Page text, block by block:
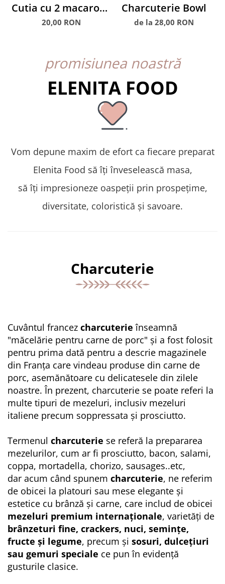
Cutia cu 2 macarons
iubăreți
20,00 RON
Charcuterie Bowl
de la 28,00 RON
promisiunea noastră
ELENITA FOOD
Vom depune maxim de efort ca fiecare preparat
Elenita Food să îți înveselească masa,
să îți impresioneze oaspeții prin prospețime,
diversitate, coloristică și savoare.
Charcuterie
Cuvântul francez charcuterie înseamnă
"măcelărie pentru carne de porc" și a fost folosit
pentru prima dată pentru a descrie magazinele
din Franța care vindeau produse din carne de
porc, asemănătoare cu delicatesele din zilele
noastre. În prezent, charcuterie se poate referi la
multe tipuri de mezeluri, inclusiv mezeluri
italiene precum soppressata și prosciutto.
Termenul charcuterie se referă la prepararea
mezelurilor, cum ar fi prosciutto, bacon, salami,
coppa, mortadella, chorizo, sausages..etc,
dar acum când spunem charcuterie, ne referim
de obicei la platouri sau mese elegante și
estetice cu brânză și carne, care includ de obicei
mezeluri premium internaționale, varietăți de
brânzeturi fine, crackers, nuci, semințe,
fructe și legume, precum și sosuri, dulcețiuri
sau gemuri speciale ce pun în evidență
gusturile clasice.